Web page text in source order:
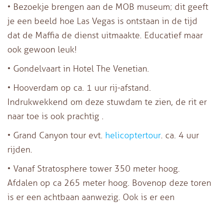
• Bezoekje brengen aan de MOB museum; dit geeft
je een beeld hoe Las Vegas is ontstaan in de tijd
dat de Maffia de dienst uitmaakte. Educatief maar
ook gewoon leuk!
• Gondelvaart in Hotel The Venetian.
• Hooverdam op ca. 1 uur rij-afstand.
Indrukwekkend om deze stuwdam te zien, de rit er
naar toe is ook prachtig .
• Grand Canyon tour evt. helicoptertour. ca. 4 uur
rijden.
• Vanaf Stratosphere tower 350 meter hoog.
Afdalen op ca 265 meter hoog. Bovenop deze toren
is er een achtbaan aanwezig. Ook is er een